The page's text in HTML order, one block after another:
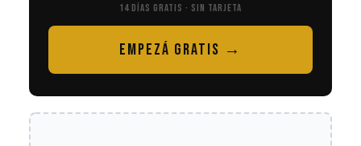
14 DÍAS GRATIS · SIN TARJETA
EMPEZÁ GRATIS →